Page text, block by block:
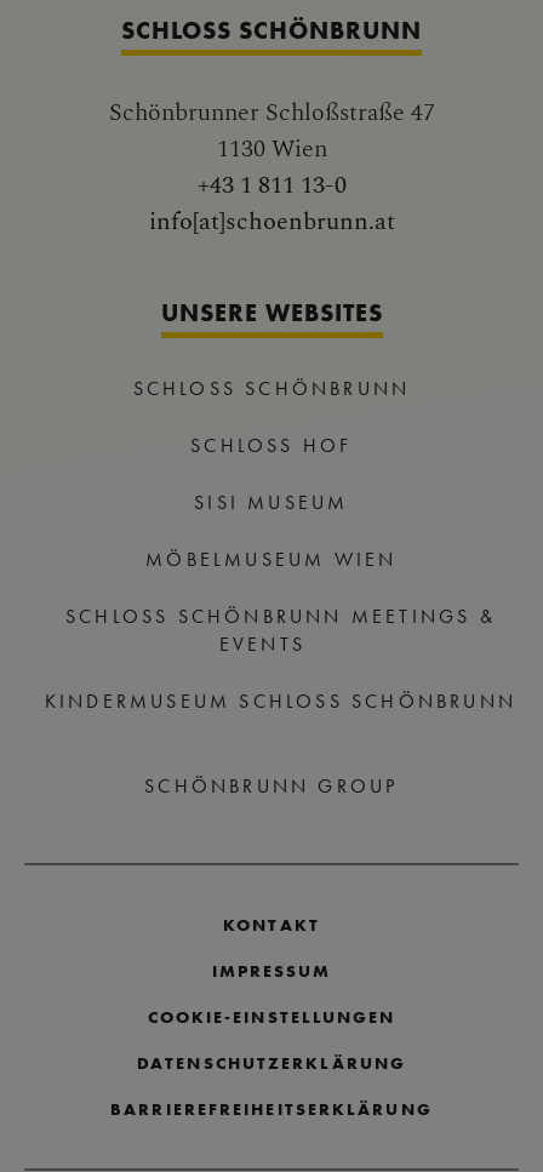
SCHLOSS SCHÖNBRUNN
Schönbrunner Schloßstraße 47
1130 Wien
+43 1 811 13-0
info[at]schoenbrunn.at
UNSERE WEBSITES
SCHLOSS SCHÖNBRUNN
SCHLOSS HOF
SISI MUSEUM
MÖBELMUSEUM WIEN
SCHLOSS SCHÖNBRUNN MEETINGS &
EVENTS
KINDERMUSEUM SCHLOSS SCHÖNBRUNN
SCHÖNBRUNN GROUP
KONTAKT
IMPRESSUM
COOKIE-EINSTELLUNGEN
DATENSCHUTZERKLÄRUNG
BARRIEREFREIHEITSERKLÄRUNG